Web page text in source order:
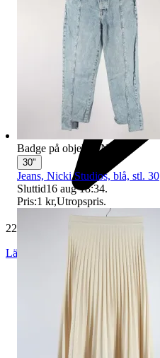
229 559 omdömen
Läs omdömen Följ
Badge på objektet:Ny
30"
Jeans, Nicki Studios, blå, stl. 30
Sluttid16 aug 18:34.
Pris:1 kr,Utropspris.